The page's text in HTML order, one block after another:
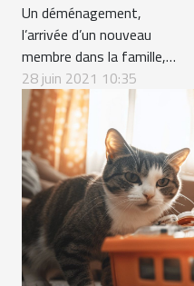
Un déménagement,
l’arrivée d’un nouveau
membre dans la famille,
les bruits et les fêtes
sont autant de facteurs
qui causent le stress chez
le chat. En effet, le chat
est un animal très
sensible au stress. Ce
dernier peut entraîner
plusieurs pathologies
chez le chat. Toutefois,
plusieurs...
28 juin 2021 10:35